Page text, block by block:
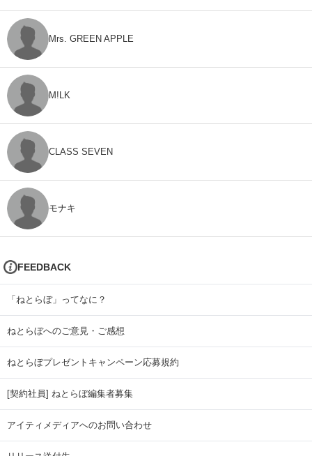
Mrs. GREEN APPLE
M!LK
CLASS SEVEN
モナキ
FEEDBACK
「ねとらぼ」ってなに？
ねとらぼへのご意見・ご感想
ねとらぼプレゼントキャンペーン応募規約
[契約社員] ねとらぼ編集者募集
アイティメディアへのお問い合わせ